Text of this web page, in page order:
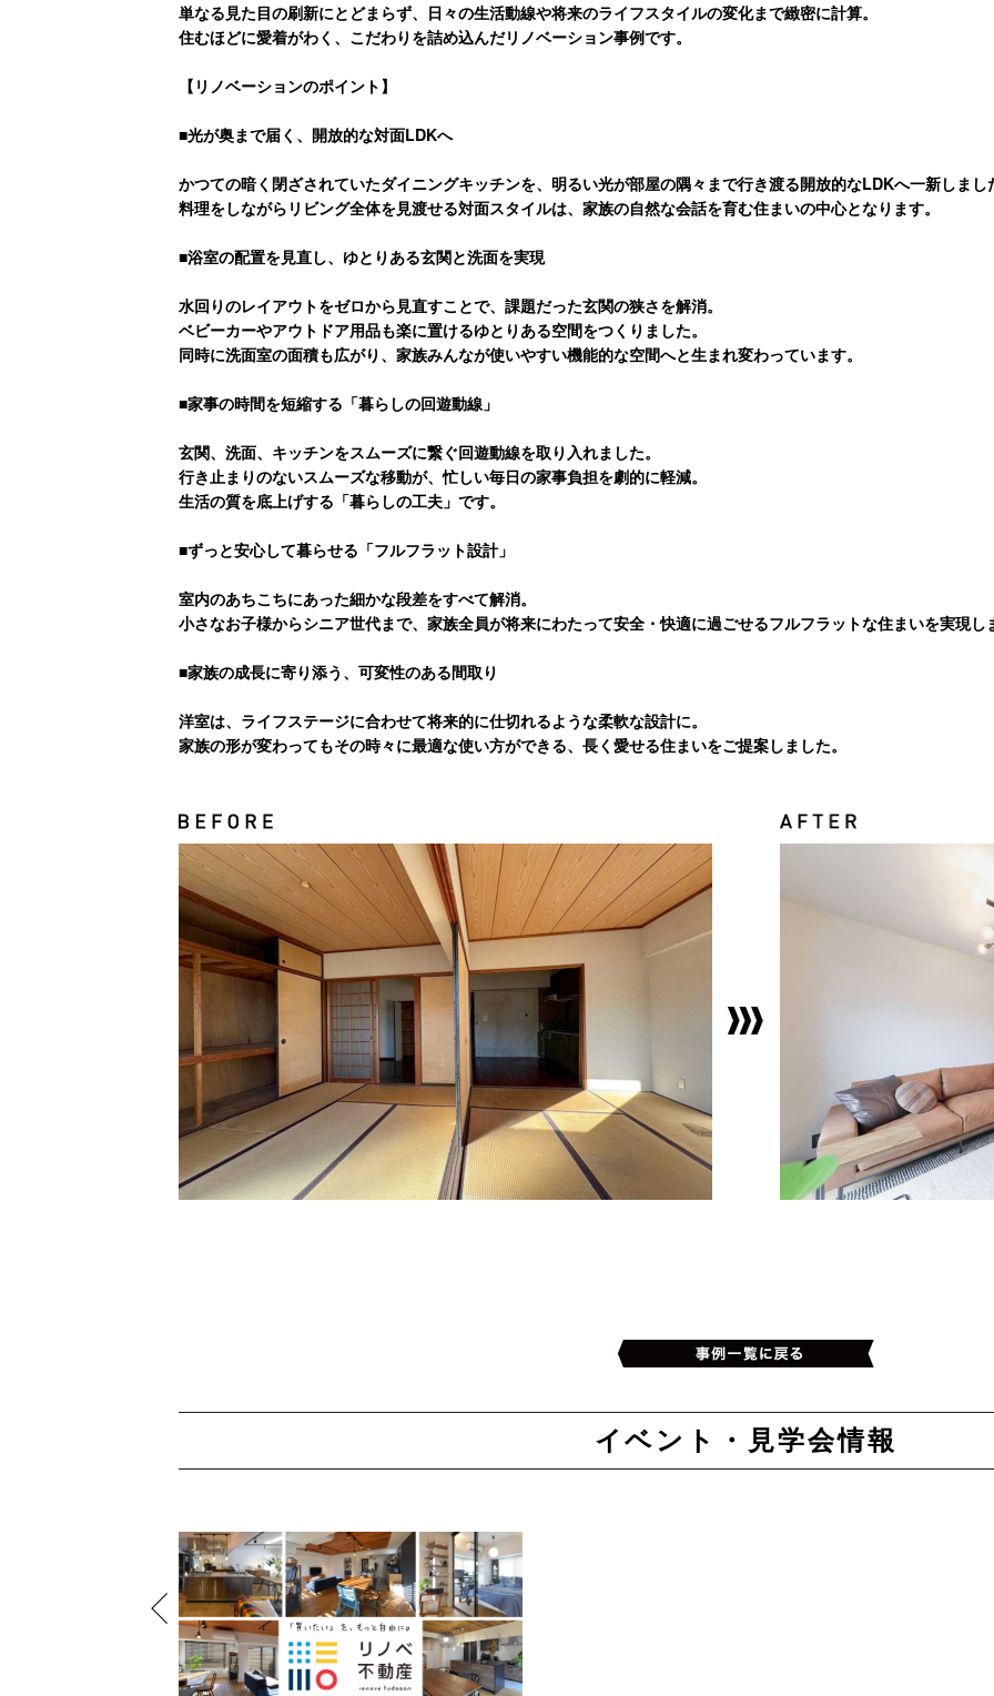
単なる見た目の刷新にとどまらず、日々の生活動線や将来のライフスタイルの変化まで緻密に計算。
住むほどに愛着がわく、こだわりを詰め込んだリノベーション事例です。
【リノベーションのポイント】
■光が奥まで届く、開放的な対面LDKへ
かつての暗く閉ざされていたダイニングキッチンを、明るい光が部屋の隅々まで行き渡る開放的なLDKへ一新しまし
料理をしながらリビング全体を見渡せる対面スタイルは、家族の自然な会話を育む住まいの中心となります。
■浴室の配置を見直し、ゆとりある玄関と洗面を実現
水回りのレイアウトをゼロから見直すことで、課題だった玄関の狭さを解消。
ベビーカーやアウトドア用品も楽に置けるゆとりある空間をつくりました。
同時に洗面室の面積も広がり、家族みんなが使いやすい機能的な空間へと生まれ変わっています。
■家事の時間を短縮する「暮らしの回遊動線」
玄関、洗面、キッチンをスムーズに繋ぐ回遊動線を取り入れました。
行き止まりのないスムーズな移動が、忙しい毎日の家事負担を劇的に軽減。
生活の質を底上げする「暮らしの工夫」です。
■ずっと安心して暮らせる「フルフラット設計」
室内のあちこちにあった細かな段差をすべて解消。
小さなお子様からシニア世代まで、家族全員が将来にわたって安全・快適に過ごせるフルフラットな住まいを実現し
■家族の成長に寄り添う、可変性のある間取り
洋室は、ライフステージに合わせて将来的に仕切れるような柔軟な設計に。
家族の形が変わってもその時々に最適な使い方ができる、長く愛せる住まいをご提案しました。
イベント・見学会情報